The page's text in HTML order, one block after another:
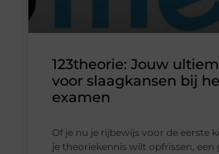
123theorie: Jouw
voor slaagkansen bij
examen
Of je nu je rijbewijs voor de eerste
je theoriekennis wilt opfrissen, een